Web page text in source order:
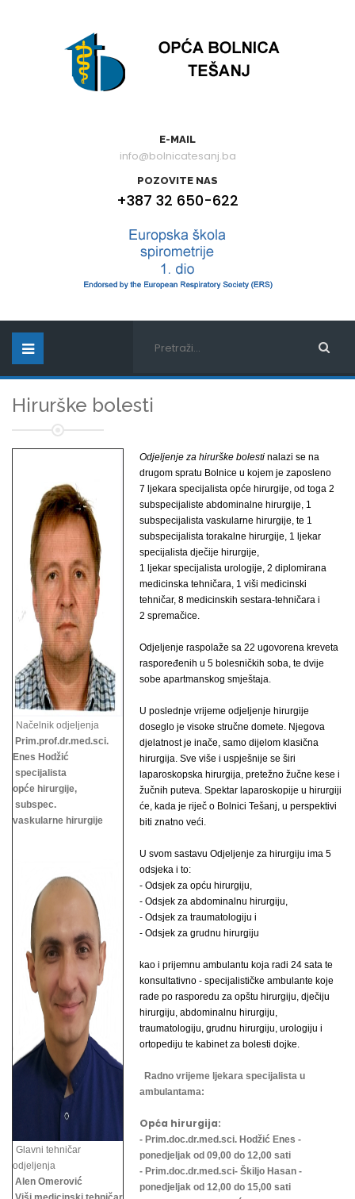
E-MAIL
info@bolnicatesanj.ba
POZOVITE NAS
+387 32 650-622
Hirurške bolesti
Načelnik odjeljenja
Prim.prof.dr.med.sci.
Enes Hodžić
specijalista
opće hirurgije,
subspec.
vaskularne hirurgije
Glavni tehničar
odjeljenja
Alen Omerović
Odjeljenje za hirurške bolesti nalazi se na
drugom spratu Bolnice u kojem je zaposleno
7 ljekara specijalista opće hirurgije, od toga 2
subspecijaliste abdominalne hirurgije, 1
subspecijalista vaskularne hirurgije, te 1
subspecijalista torakalne hirurgije, 1 ljekar
specijalista dječije hirurgije,
1 ljekar specijalista urologije, 2 diplomirana
medicinska tehničara, 1 viši medicinski
tehničar, 8 medicinskih sestara-tehničara i
2 spremačice.
Odjeljenje raspolaže sa 22 ugovorena kreveta
raspoređenih u 5 bolesničkih soba, te dvije
sobe apartmanskog smještaja.
U poslednje vrijeme odjeljenje hirurgije
doseglo je visoke stručne domete. Njegova
djelatnost je inače, samo dijelom klasična
hirurgija. Sve više i uspješnije se širi
laparoskopska hirurgija, pretežno žučne kese i
žučnih puteva. Spektar laparoskopije u hirurgiji
će, kada je riječ o Bolnici Tešanj, u perspektivi
biti znatno veći.
U svom sastavu Odjeljenje za hirurgiju ima 5
odsjeka i to:
- Odsjek za opću hirurgiju,
- Odsjek za abdominalnu hirurgiju,
- Odsjek za traumatologiju i
- Odsjek za grudnu hirurgiju
kao i prijemnu ambulantu koja radi 24 sata te
konsultativno - specijalističke ambulante koje
rade po rasporedu za opštu hirurgiju, dječiju
hirurgiju, abdominalnu hirurgiju,
traumatologiju, grudnu hirurgiju, urologiju i
ortopediju te kabinet za bolesti dojke.
Radno vrijeme ljekara specijalista u
ambulantama:
Opća hirurgija:
- Prim.doc.dr.med.sci. Hodžić Enes -
ponedjeljak od 09,00 do 12,00 sati
- Prim.doc.dr.med.sci- Škiljo Hasan -
ponedjeljak od 12,00 do 15,00 sati